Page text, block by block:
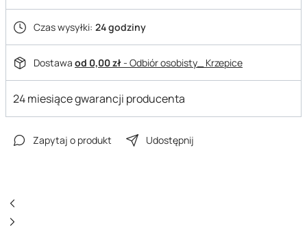
Czas wysyłki: 24 godziny
Dostawa od 0,00 zł- Odbiór osobisty_ Krzepice
24 miesiące gwarancji producenta
Zapytaj o produkt Udostępnij